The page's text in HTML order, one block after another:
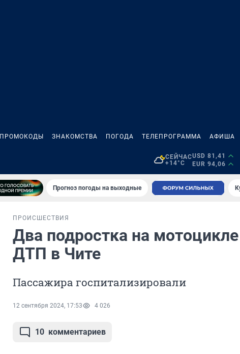
ПРОМОКОДЫ ЗНАКОМСТВА ПОГОДА ТЕЛЕПРОГРАММА АФИША
СЕЙЧАС
+14°C
USD 81,41
EUR 94,06
Прогноз погоды на выходные
ПРОИСШЕСТВИЯ
Два подростка на
ДТП в Чите
Пассажира госпитализировали
12 сентября 2024, 17:53 4 026
10 комментариев